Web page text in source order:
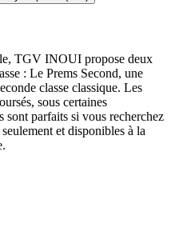
TGV INOUI propose deux
: Le Prems Second, une
classe classique. Les
sous certaines
parfaits si vous recherchez
et disponibles à la